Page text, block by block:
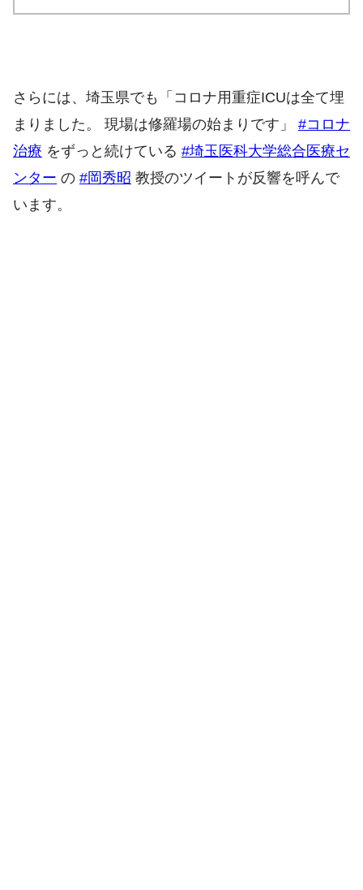
さらには、埼玉県でも「コロナ用重症ICUは全て埋
まりました。 現場は修羅場の始まりです」 #コロナ
治療 をずっと続けている #埼玉医科大学総合医療セ
ンター の #岡秀昭 教授のツイートが反響を呼んで
います。